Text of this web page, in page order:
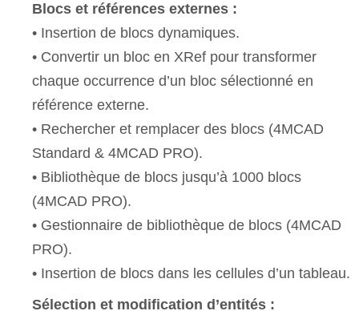
Blocs et références externes :
• Insertion de blocs dynamiques.
• Convertir un bloc en XRef pour transformer
chaque occurrence d’un bloc sélectionné en
référence externe.
• Rechercher et remplacer des blocs (4MCAD
Standard & 4MCAD PRO).
• Bibliothèque de blocs jusqu’à 1000 blocs
(4MCAD PRO).
• Gestionnaire de bibliothèque de blocs (4MCAD
PRO).
• Insertion de blocs dans les cellules d’un tableau.
Sélection et modification d’entités :